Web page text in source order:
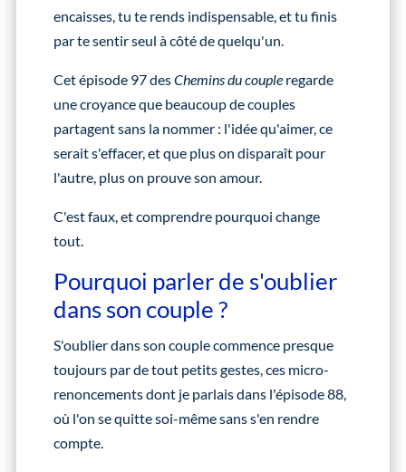
encaisses, tu te rends indispensable, et tu finis
par te sentir seul à côté de quelqu'un.
Cet épisode 97 desChemins du couple regarde
une croyance que beaucoup de couples
partagent sans la nommer : l'idée qu'aimer, ce
serait s'effacer, et que plus on disparaît pour
l'autre, plus on prouve son amour.
C'est faux, et comprendre pourquoi change
tout.
Pourquoi parler de s'oublier
dans son couple ?
S'oublier dans son couple commence presque
toujours par de tout petits gestes, ces micro-
renoncements dont je parlais dans l'épisode 88,
où l'on se quitte soi-même sans s'en rendre
compte.